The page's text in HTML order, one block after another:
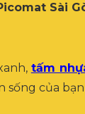
Sài
tấm
của